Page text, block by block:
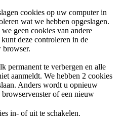
cookies op uw computer in
wat we hebben opgeslagen.
geen cookies van andere
deze controleren in de
browser.
permanent te verbergen en alle
aanmeldt. We hebben 2 cookies
Anders wordt u opnieuw
of een nieuw
in- of uit te schakelen.